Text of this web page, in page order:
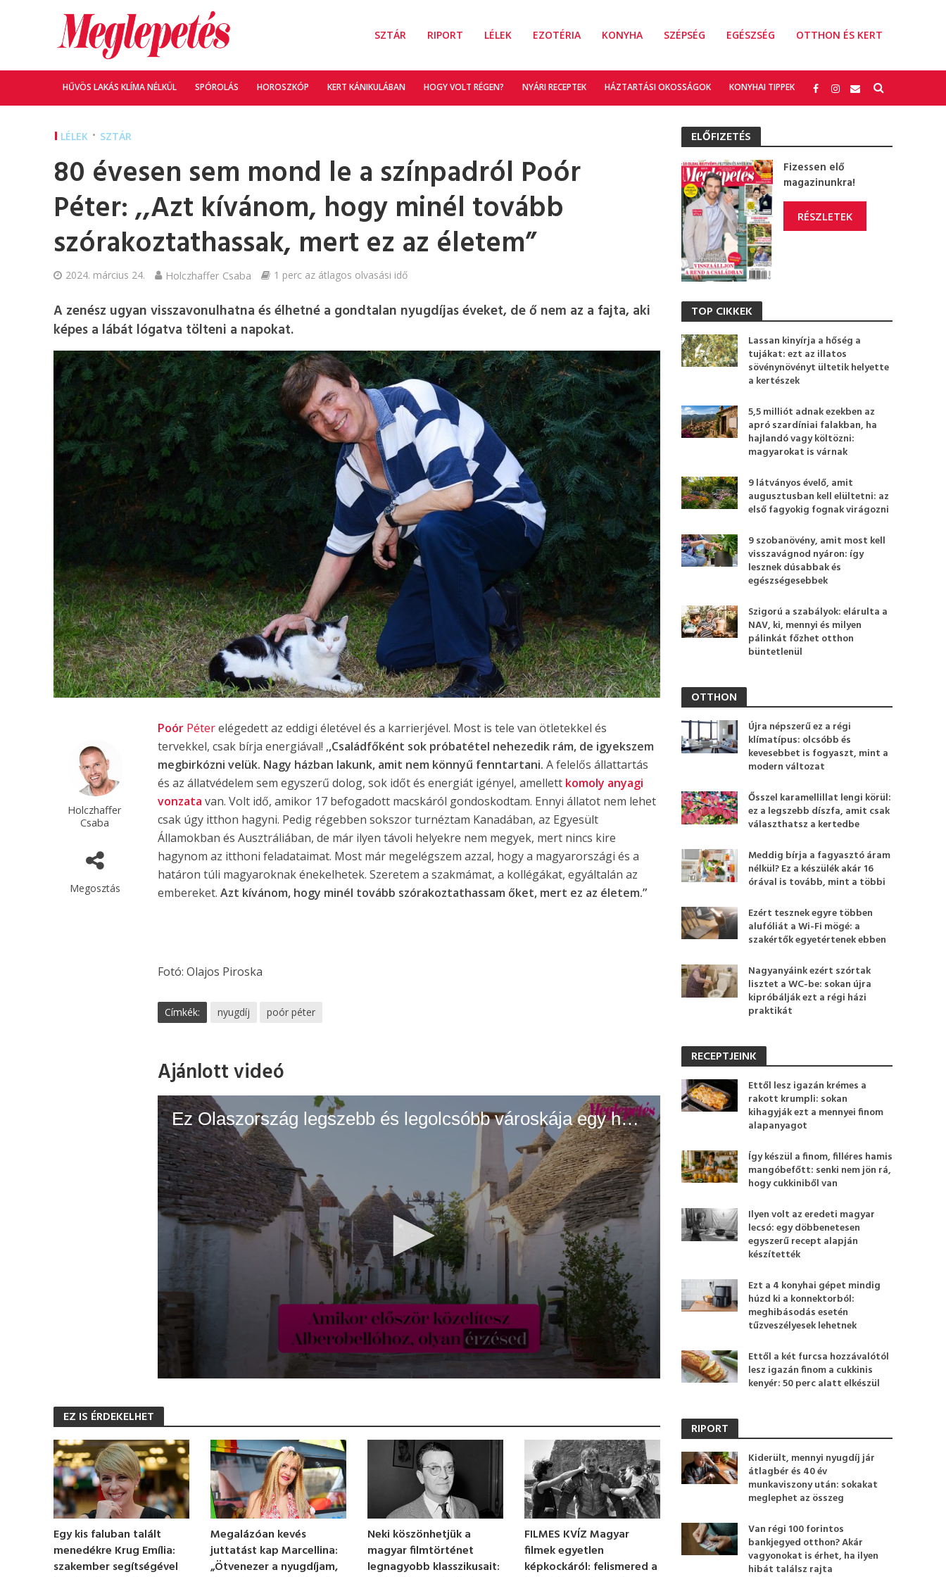
SZTÁR RIPORT LÉLEK EZOTÉRIA KONYHA SZÉPSÉG EGÉSZSÉG OTTHON ÉS KERT
HŰVÖS LAKÁS KLÍMA NÉLKÜL SPÓROLÁS HOROSZKÓP KERT KÁNIKULÁBAN HOGY VOLT RÉGEN? NYÁRI RECEPTEK HÁZTARTÁSI OKOSSÁGOK KONYHAI TIPPEK
LÉLEK • SZTÁR
80 évesen sem mond le a színpadról Poór
Péter: ,,Azt kívánom, hogy minél tovább
szórakoztathassak, mert ez az életem”
2024. március 24. Holczhaffer Csaba 1 perc az átlagos olvasási idő
A zenész ugyan visszavonulhatna és élhetné a gondtalan nyugdíjas éveket, de ő nem az a fajta, aki
képes a lábát lógatva tölteni a napokat.
Holczhaffer
Csaba
Megosztás
Poór Péterelégedett az eddigi életével és a karrierjével. Most is tele van ötletekkel és
tervekkel, csak bírja energiával! ,,Családfőként sok próbatétel nehezedik rám, de igyekszem
megbirkózni velük. Nagy házban lakunk, amit nem könnyű fenntartani. A felelős állattartás
és az állatvédelem sem egyszerű dolog, sok időt és energiát igényel, amellett komoly anyagi
vonzata van. Volt idő, amikor 17 befogadott macskáról gondoskodtam. Ennyi állatot nem lehet
csak úgy itthon hagyni. Pedig régebben sokszor turnéztam Kanadában, az Egyesült
Államokban és Ausztráliában, de már ilyen távoli helyekre nem megyek, mert nincs kire
hagynom az itthoni feladataimat. Most már megelégszem azzal, hogy a magyarországi és a
határon túli magyaroknak énekelhetek. Szeretem a szakmámat, a kollégákat, egyáltalán az
embereket.Azt kívánom, hogy minél tovább szórakoztathassam őket, mert ez az életem.”
Fotó: Olajos Piroska
Címkék: nyugdíj poór péter
Ajánlott videó
Ez Olaszország legszebb és legolcsóbb városkája egy hétvégére
e
o
n
d
s
o
1
m
i
n
u
t
e
EZ IS ÉRDEKELHET
Egy kis faluban talált
menedékre Krug Emília:
szakember segítségével
Megalázóan kevés
juttatást kap Marcellina:
„Ötvenezer a nyugdíjam,
Neki köszönhetjük a
magyar filmtörténet
legnagyobb klasszikusait:
FILMES KVÍZ Magyar
filmek egyetlen
képkockáról: felismered a
ELŐFIZETÉS
Fizessen elő
magazinunkra!
RÉSZLETEK
TOP CIKKEK
Lassan kinyírja a hőség a
tujákat: ezt az illatos
sövénynövényt ültetik helyette
a kertészek
5,5 milliót adnak ezekben az
apró szardíniai falakban, ha
hajlandó vagy költözni:
magyarokat is várnak
9 látványos évelő, amit
augusztusban kell elültetni: az
első fagyokig fognak virágozni
9 szobanövény, amit most kell
visszavágnod nyáron: így
lesznek dúsabbak és
egészségesebbek
Szigorú a szabályok: elárulta a
NAV, ki, mennyi és milyen
pálinkát főzhet otthon
büntetlenül
OTTHON
Újra népszerű ez a régi
klímatípus: olcsóbb és
kevesebbet is fogyaszt, mint a
modern változat
Ősszel karamellillat lengi körül:
ez a legszebb díszfa, amit csak
választhatsz a kertedbe
Meddig bírja a fagyasztó áram
nélkül? Ez a készülék akár 16
órával is tovább, mint a többi
Ezért tesznek egyre többen
alufóliát a Wi-Fi mögé: a
szakértők egyetértenek ebben
Nagyanyáink ezért szórtak
lisztet a WC-be: sokan újra
kipróbálják ezt a régi házi
praktikát
RECEPTJEINK
Ettől lesz igazán krémes a
rakott krumpli: sokan
kihagyják ezt a mennyei finom
alapanyagot
Így készül a finom, filléres hamis
mangóbefőtt: senki nem jön rá,
hogy cukkiniből van
Ilyen volt az eredeti magyar
lecsó: egy döbbenetesen
egyszerű recept alapján
készítették
Ezt a 4 konyhai gépet mindig
húzd ki a konnektorból:
meghibásodás esetén
tűzveszélyesek lehetnek
Ettől a két furcsa hozzávalótól
lesz igazán finom a cukkinis
kenyér: 50 perc alatt elkészül
RIPORT
Kiderült, mennyi nyugdíj jár
átlagbér és 40 év
munkaviszony után: sokakat
meglephet az összeg
Van régi 100 forintos
bankjegyed otthon? Akár
vagyonokat is érhet, ha ilyen
hibát találsz rajta